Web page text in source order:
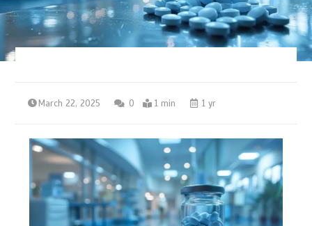
March 22, 2025 0 1 min 1 yr